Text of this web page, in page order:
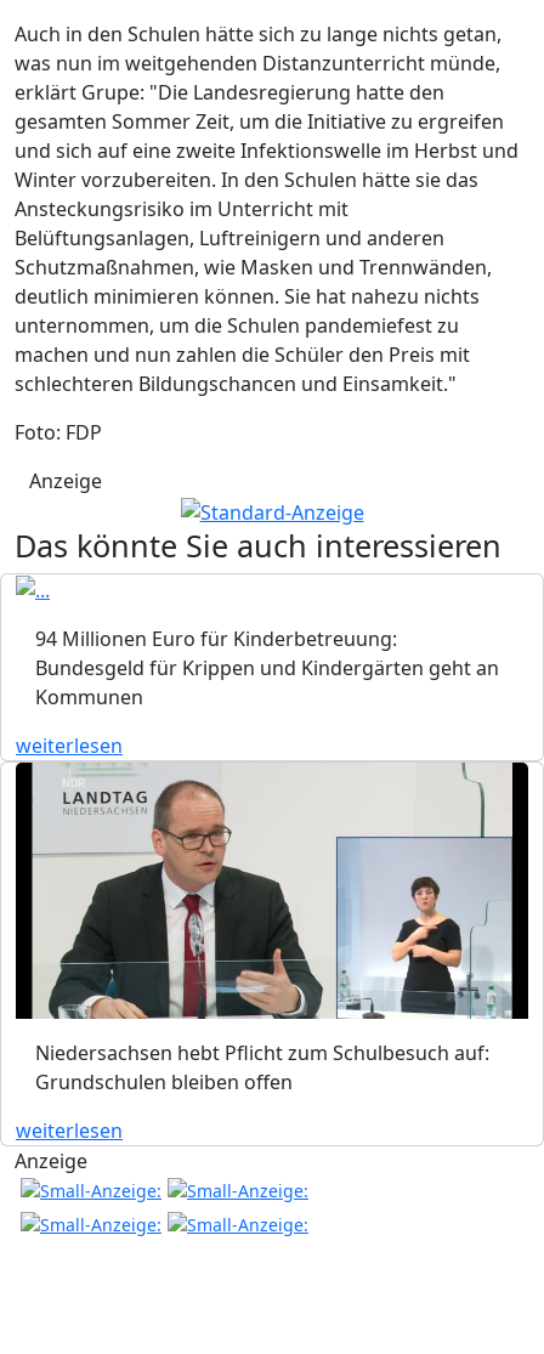
Auch in den Schulen hätte sich zu lange nichts getan,
was nun im weitgehenden Distanzunterricht münde,
erklärt Grupe: "Die Landesregierung hatte den
gesamten Sommer Zeit, um die Initiative zu ergreifen
und sich auf eine zweite Infektionswelle im Herbst und
Winter vorzubereiten. In den Schulen hätte sie das
Ansteckungsrisiko im Unterricht mit
Belüftungsanlagen, Luftreinigern und anderen
Schutzmaßnahmen, wie Masken und Trennwänden,
deutlich minimieren können. Sie hat nahezu nichts
unternommen, um die Schulen pandemiefest zu
machen und nun zahlen die Schüler den Preis mit
schlechteren Bildungschancen und Einsamkeit."
Foto: FDP
Anzeige
Das könnte Sie auch interessieren
94 Millionen Euro für Kinderbetreuung:
Bundesgeld für Krippen und Kindergärten geht an
Kommunen
weiterlesen
Niedersachsen hebt Pflicht zum Schulbesuch auf:
Grundschulen bleiben offen
weiterlesen
Anzeige